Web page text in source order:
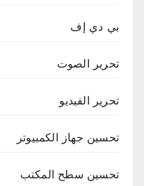
بي دي إف
تحرير الصوت
تحرير الفيديو
تحسين جهاز الكمبيوتر
تحسين سطح المكتب